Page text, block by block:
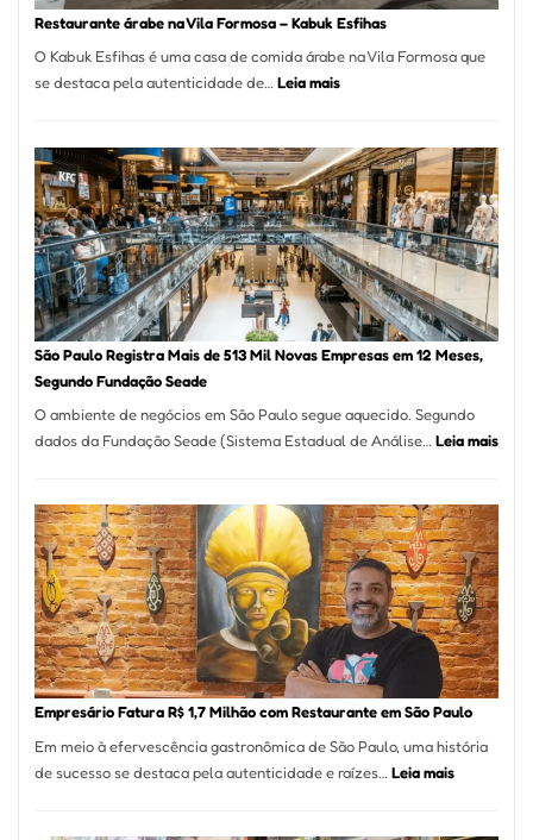
SP
Restaurante árabe na Vila Formosa – Kabuk Esfihas
O Kabuk Esfihas é uma casa de comida árabe na Vila Formosa que
se destaca pela autenticidade de…Leia mais:
na
Vila
Formosa
–
Kabuk
Esfihas
São Paulo Registra Mais de 513 Mil Novas Empresas em 12 Meses,
Segundo Fundação Seade
O ambiente de negócios em São Paulo segue aquecido. Segundo
dados da Fundação Seade (Sistema Estadual de Análise… Leia mais:
de
513
Mil
em
Empresário Fatura R$ 1,7 Milhão com Restaurante em São Paulo
Em meio à efervescência gastronômica de São Paulo, uma história
de sucesso se destaca pela autenticidade e raízes… Leia mais: